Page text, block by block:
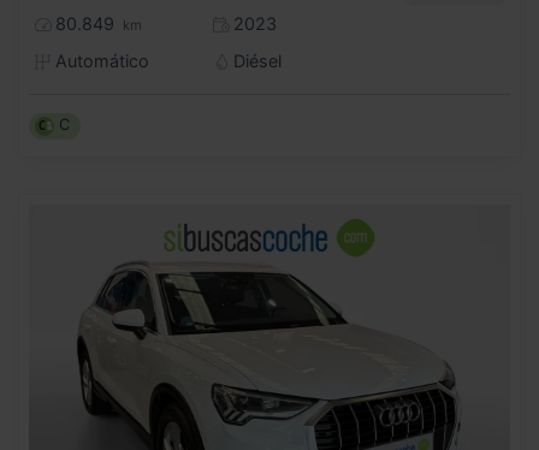
80.849 km
2023
Automático
Diésel
C